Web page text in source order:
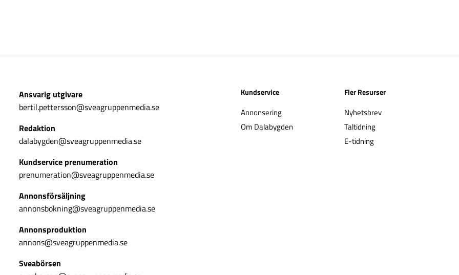
Ansvarig utgivare
bertil.pettersson@sveagruppenmedia.se
Redaktion
dalabygden@sveagruppenmedia.se
Kundservice prenumeration
prenumeration@sveagruppenmedia.se
Annonsförsäljning
annonsbokning@sveagruppenmedia.se
Annonsproduktion
annons@sveagruppenmedia.se
Sveabörsen
Kundservice
Annonsering
Om Dalabygden
Fler Resurser
Nyhetsbrev
Taltidning
E-tidning